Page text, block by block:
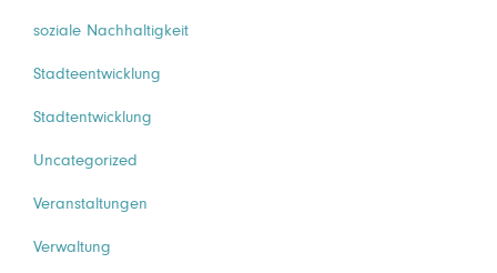
soziale Nachhaltigkeit
Stadteentwicklung
Stadtentwicklung
Uncategorized
Veranstaltungen
Verwaltung